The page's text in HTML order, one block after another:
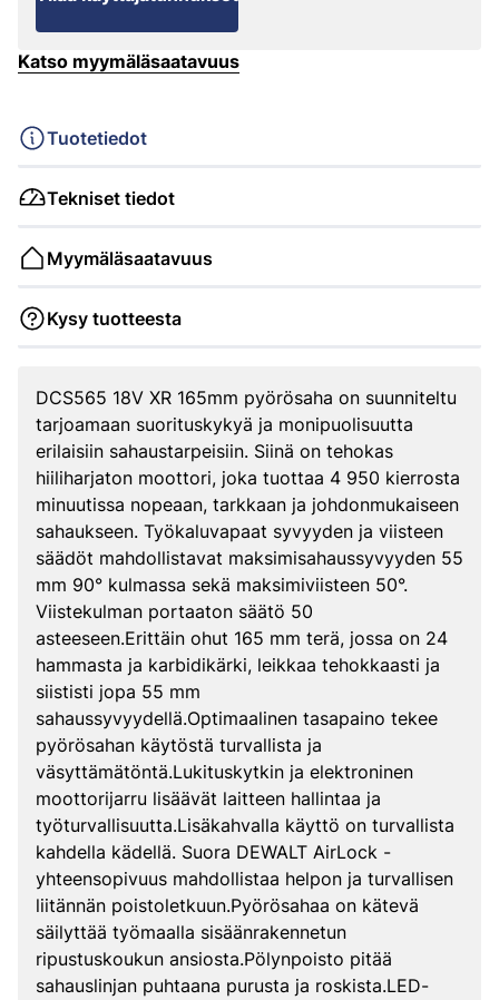
Katso myymäläsaatavuus
Tuotetiedot
Tekniset tiedot
Myymäläsaatavuus
Kysy tuotteesta
DCS565 18V XR 165mm pyörösaha on suunniteltu
tarjoamaan suorituskykyä ja monipuolisuutta
erilaisiin sahaustarpeisiin. Siinä on tehokas
hiiliharjaton moottori, joka tuottaa 4 950 kierrosta
minuutissa nopeaan, tarkkaan ja johdonmukaiseen
sahaukseen. Työkaluvapaat syvyyden ja viisteen
säädöt mahdollistavat maksimisahaussyvyyden 55
mm 90° kulmassa sekä maksimiviisteen 50°.
Viistekulman portaaton säätö 50
asteeseen.Erittäin ohut 165 mm terä, jossa on 24
hammasta ja karbidikärki, leikkaa tehokkaasti ja
siististi jopa 55 mm
sahaussyvyydellä.Optimaalinen tasapaino tekee
pyörösahan käytöstä turvallista ja
väsyttämätöntä.Lukituskytkin ja elektroninen
moottorijarru lisäävät laitteen hallintaa ja
työturvallisuutta.Lisäkahvalla käyttö on turvallista
kahdella kädellä. Suora DEWALT AirLock -
yhteensopivuus mahdollistaa helpon ja turvallisen
liitännän poistoletkuun.Pyörösahaa on kätevä
säilyttää työmaalla sisäänrakennetun
ripustuskoukun ansiosta.Pölynpoisto pitää
sahauslinjan puhtaana purusta ja roskista.LED-